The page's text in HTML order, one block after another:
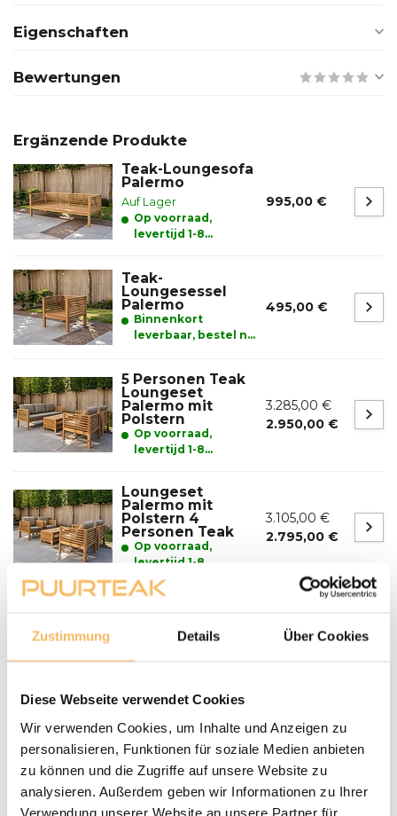
Zustimmung Details Über Cookies
Diese Webseite verwendet Cookies
Wir verwenden Cookies, um Inhalte und Anzeigen zu
personalisieren, Funktionen für soziale Medien anbieten
zu können und die Zugriffe auf unsere Website zu
analysieren. Außerdem geben wir Informationen zu Ihrer
Verwendung unserer Website an unsere Partner für
Eigenschaften
Bewertungen
Ergänzende Produkte
Teak-Loungesofa
Palermo
Auf Lager
Op voorraad,
levertijd 1-8
995,00 €
Teak-
Loungesessel
Palermo
Binnenkort
leverbaar, bestel nu
495,00 €
5 Personen Teak
Loungeset
Palermo mit
Polstern
Op voorraad,
levertijd 1-8
3.285,00 €
2.950,00 €
Loungeset
Palermo mit
Polstern 4
Personen Teak
Op voorraad,
levertijd 1-8
werkdagen
3.105,00 €
2.795,00 €
Fragen zu einem unserer Produkte?
Lieferung und Abholung
LIEFERN:
Puurteak.de hat einen eigenen Lieferservice und liefert die
Möbel nach Absprache zu Ihnen nach Hause. Wir werden